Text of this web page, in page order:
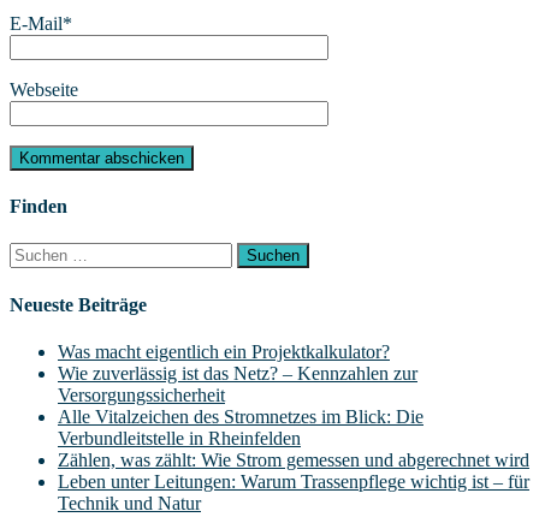
E-Mail*
Webseite
Finden
Suchen
nach:
Neueste Beiträge
Was macht eigentlich ein Projektkalkulator?
Wie zuverlässig ist das Netz? – Kennzahlen zur
Versorgungssicherheit
Alle Vitalzeichen des Stromnetzes im Blick: Die
Verbundleitstelle in Rheinfelden
Zählen, was zählt: Wie Strom gemessen und abgerechnet wird
Leben unter Leitungen: Warum Trassenpflege wichtig ist – für
Technik und Natur